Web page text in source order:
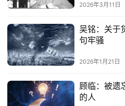
2026年3月11日
吴铭：关于
句牢骚
2026年1月21日
顾临：被
的人